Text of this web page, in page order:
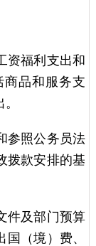
资福利支出和
品和服务支
参照公务员法
拨款安排的基
件及部门预算
（境）费、